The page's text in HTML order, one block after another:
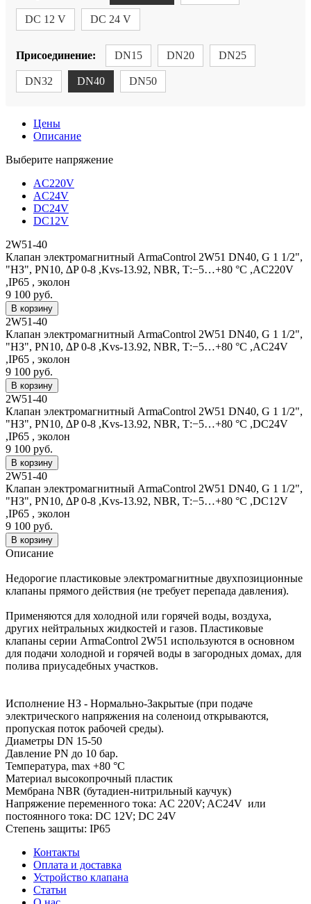
DC 12 V DC 24 V
Присоединение: DN15 DN20 DN25
DN32 DN40 DN50
Цены
Описание
Выберите напряжение
AC220V
AC24V
DC24V
DC12V
2W51-40
Клапан электромагнитный ArmaControl 2W51 DN40, G 1 1/2",
"НЗ", PN10, ∆P 0-8 ,Kvs-13.92, NBR, Т:−5…+80 °С ,АC220V
,IP65 , эколон
9 100 руб.
2W51-40
Клапан электромагнитный ArmaControl 2W51 DN40, G 1 1/2",
"НЗ", PN10, ∆P 0-8 ,Kvs-13.92, NBR, Т:−5…+80 °С ,АC24V
,IP65 , эколон
9 100 руб.
2W51-40
Клапан электромагнитный ArmaControl 2W51 DN40, G 1 1/2",
"НЗ", PN10, ∆P 0-8 ,Kvs-13.92, NBR, Т:−5…+80 °С ,DC24V
,IP65 , эколон
9 100 руб.
2W51-40
Клапан электромагнитный ArmaControl 2W51 DN40, G 1 1/2",
"НЗ", PN10, ∆P 0-8 ,Kvs-13.92, NBR, Т:−5…+80 °С ,DC12V
,IP65 , эколон
9 100 руб.
Описание
Недорогие пластиковые электромагнитные двухпозиционные
клапаны прямого действия (не требует перепада давления).
Применяются для холодной или горячей воды, воздуха,
других нейтральных жидкостей и газов. Пластиковые
клапаны серии ArmaControl 2W51 используются в основном
для подачи холодной и горячей воды в загородных домах, для
полива приусадебных участков.
Исполнение НЗ - Нормально-Закрытые (при подаче
электрического напряжения на соленоид открываются,
пропуская поток рабочей среды).
Диаметры DN 15-50
Давление PN до 10 бар.
Температура, max +80 °С
Материал высокопрочный пластик
Мембрана NBR (бутадиен-нитрильный каучук)
Напряжение переменного тока: AC 220V; AC24V или
постоянного тока: DC 12V; DC 24V
Степень защиты: IP65
Контакты
Оплата и доставка
Устройство клапана
Статьи